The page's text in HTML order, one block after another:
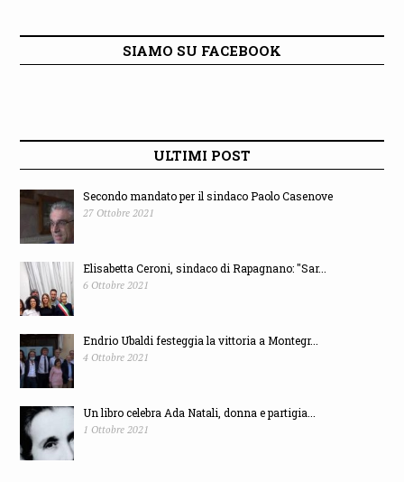
SIAMO SU FACEBOOK
ULTIMI POST
Secondo mandato per il sindaco Paolo Casenove
27 Ottobre 2021
Elisabetta Ceroni, sindaco di Rapagnano: "Sar...
6 Ottobre 2021
Endrio Ubaldi festeggia la vittoria a Montegr...
4 Ottobre 2021
Un libro celebra Ada Natali, donna e partigia...
1 Ottobre 2021